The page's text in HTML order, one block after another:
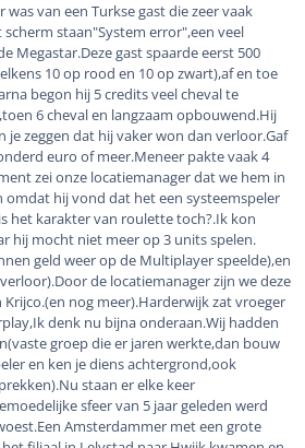
was van een Turkse gast die zeer vaak
staan"System error",een veel
Megastar.Deze gast spaarde eerst 500
10 op rood en 10 op zwart),af en toe
begon hij 5 credits veel cheval te
6 cheval en langzaam opbouwend.Hij
je zeggen dat hij vaker won dan verloor.Gaf
euro of meer.Meneer pakte vaak 4
zei onze locatiemanager dat we hem in
hij vond dat het een systeemspeler
het karakter van roulette toch?.Ik kon
hij mocht niet meer op 3 units spelen.
geld weer op de Multiplayer speelde),en
de locatiemanager zijn we deze
nog meer).Harderwijk zat vroeger
denk nu bijna onderaan.Wij hadden
groep die er jaren werkte,dan bouw
en ken je diens achtergrond,ook
staan er elke keer
sfeer van 5 jaar geleden werd
Amsterdammer met een grote